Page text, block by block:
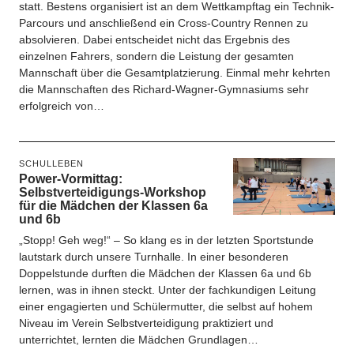
statt. Bestens organisiert ist an dem Wettkampftag ein Technik-
Parcours und anschließend ein Cross-Country Rennen zu
absolvieren. Dabei entscheidet nicht das Ergebnis des
einzelnen Fahrers, sondern die Leistung der gesamten
Mannschaft über die Gesamtplatzierung. Einmal mehr kehrten
die Mannschaften des Richard-Wagner-Gymnasiums sehr
erfolgreich von…
SCHULLEBEN
Power-Vormittag:
Selbstverteidigungs-Workshop
für die Mädchen der Klassen 6a
und 6b
„Stopp! Geh weg!“ – So klang es in der letzten Sportstunde
lautstark durch unsere Turnhalle. In einer besonderen
Doppelstunde durften die Mädchen der Klassen 6a und 6b
lernen, was in ihnen steckt. Unter der fachkundigen Leitung
einer engagierten und Schülermutter, die selbst auf hohem
Niveau im Verein Selbstverteidigung praktiziert und
unterrichtet, lernten die Mädchen Grundlagen…